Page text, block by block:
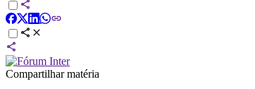
Compartilhar matéria